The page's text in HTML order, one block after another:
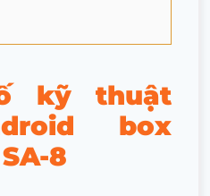
kỹ thuật
box
8